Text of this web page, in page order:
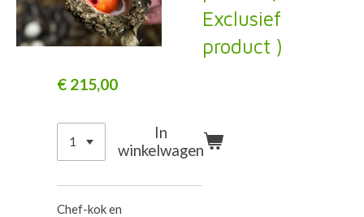
Exclusief
product )
€ 215,00
In
winkelwagen
Chef-kok en